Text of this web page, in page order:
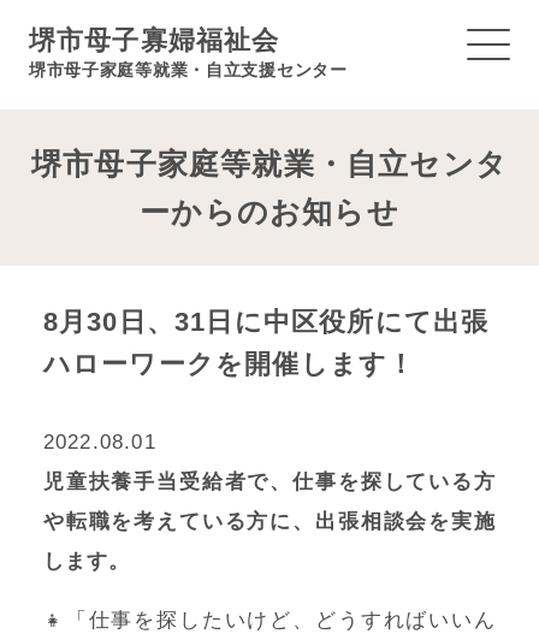
堺市母子寡婦福祉会
堺市母子家庭等就業・自立支援センター
堺市母子家庭等就業・自立センタ
ーからのお知らせ
8月30日、31日に中区役所にて出張
ハローワークを開催します！
2022.08.01
児童扶養手当受給者で、仕事を探している方
や転職を考えている方に、出張相談会を実施
します。
👧「仕事を探したいけど、どうすればいいん